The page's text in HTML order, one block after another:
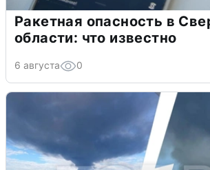
Ракетная опасность в
области: что известно
6 августа 0